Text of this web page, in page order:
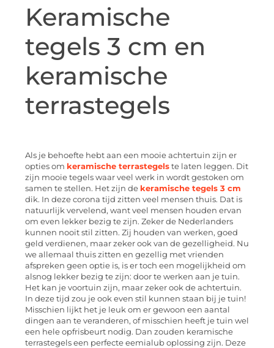
Keramische
tegels 3 cm en
keramische
terrastegels
Als je behoefte hebt aan een mooie achtertuin zijn er
opties om keramische terrastegels te laten leggen. Dit
zijn mooie tegels waar veel werk in wordt gestoken om
samen te stellen. Het zijn de keramische tegels 3 cm
dik. In deze corona tijd zitten veel mensen thuis. Dat is
natuurlijk vervelend, want veel mensen houden ervan
om even lekker bezig te zijn. Zeker de Nederlanders
kunnen nooit stil zitten. Zij houden van werken, goed
geld verdienen, maar zeker ook van de gezelligheid. Nu
we allemaal thuis zitten en gezellig met vrienden
afspreken geen optie is, is er toch een mogelijkheid om
alsnog lekker bezig te zijn: door te werken aan je tuin.
Het kan je voortuin zijn, maar zeker ook de achtertuin.
In deze tijd zou je ook even stil kunnen staan bij je tuin!
Misschien lijkt het je leuk om er gewoon een aantal
dingen aan te veranderen, of misschien heeft je tuin wel
een hele opfrisbeurt nodig. Dan zouden keramische
terrastegels een perfecte eemialub oplossing zijn. Deze